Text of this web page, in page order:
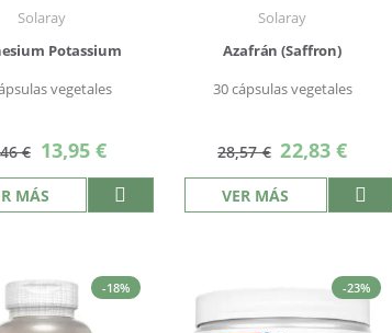
Solaray
Potassium
vegetales
€ Precio
especial
13,95 €
MÁS
Solaray
Azafrán (Saffron)
30 cápsulas vegetales
28,57 € Precio
especial
22,83 €
VER MÁS
-18% -23%